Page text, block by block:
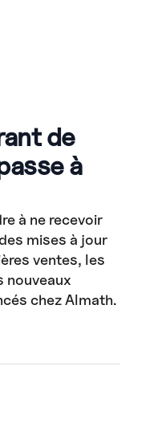
de
à
à ne recevoir
mises à jour
ventes, les
nouveaux
chez Almath.